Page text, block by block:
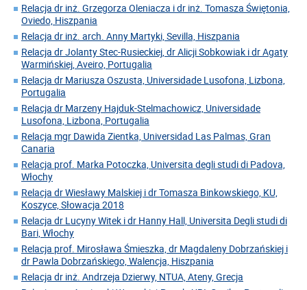
Relacja dr inż. Grzegorza Oleniacza i dr inż. Tomasza Świętonia,
Oviedo, Hiszpania
Relacja dr inż. arch. Anny Martyki, Sevilla, Hiszpania
Relacja dr Jolanty Stec-Rusieckiej, dr Alicji Sobkowiak i dr Agaty
Warmińskiej, Aveiro, Portugalia
Relacja dr Mariusza Oszusta, Universidade Lusofona, Lizbona,
Portugalia
Relacja dr Marzeny Hajduk-Stelmachowicz, Universidade
Lusofona, Lizbona, Portugalia
Relacja mgr Dawida Zientka, Universidad Las Palmas, Gran
Canaria
Relacja prof. Marka Potoczka, Universita degli studi di Padova,
Włochy
Relacja dr Wiesławy Malskiej i dr Tomasza Binkowskiego, KU,
Koszyce, Słowacja 2018
Relacja dr Lucyny Witek i dr Hanny Hall, Universita Degli studi di
Bari, Włochy
Relacja prof. Mirosława Śmieszka, dr Magdaleny Dobrzańskiej i
dr Pawla Dobrzańskiego, Walencja, Hiszpania
Relacja dr inż. Andrzeja Dzierwy, NTUA, Ateny, Grecja